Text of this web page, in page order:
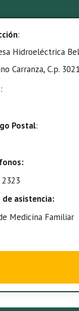
:
Hidroeléctrica
Carranza, C.p.
:
Postal:
de asistencia:
Medicina Familiar